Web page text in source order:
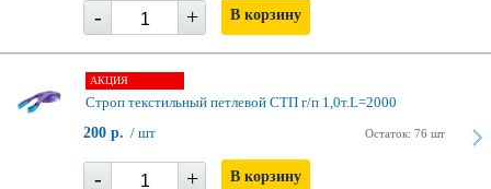
- + В корзину
АКЦИЯ
Строп текстильный петлевой СТП г/п 1,0т.L=2000
Остаток: 76 шт
200 р. / шт
- + В корзину